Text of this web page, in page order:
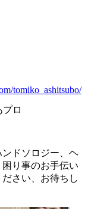
tomiko_ashitsubo/
ロ
ドソロジー、ヘ
り事のお手伝い
さい、お待ちし